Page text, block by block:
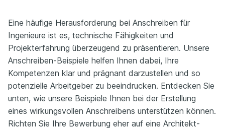
Eine häufige Herausforderung bei Anschreiben für
Ingenieure ist es, technische Fähigkeiten und
Projekterfahrung überzeugend zu präsentieren. Unsere
Anschreiben-Beispiele helfen Ihnen dabei, Ihre
Kompetenzen klar und prägnant darzustellen und so
potenzielle Arbeitgeber zu beeindrucken. Entdecken Sie
unten, wie unsere Beispiele Ihnen bei der Erstellung
eines wirkungsvollen Anschreibens unterstützen können.
Richten Sie Ihre Bewerbung eher auf eine Architekt-